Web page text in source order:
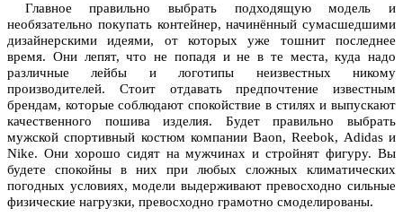
Главное правильно выбрать подходящую модель и
необязательно покупать контейнер, начинённый сумасшедшими
дизайнерскими идеями, от которых уже тошнит последнее
время. Они лепят, что не попадя и не в те места, куда надо
различные лейбы и логотипы неизвестных никому
производителей. Стоит отдавать предпочтение известным
брендам, которые соблюдают спокойствие в стилях и выпускают
качественного пошива изделия. Будет правильно выбрать
мужской спортивный костюм компании Вaon, Reebok, Adidas и
Nike. Они хорошо сидят на мужчинах и стройнят фигуру. Вы
будете спокойны в них при любых сложных климатических
погодных условиях, модели выдерживают превосходно сильные
физические нагрузки, превосходно грамотно смоделированы.